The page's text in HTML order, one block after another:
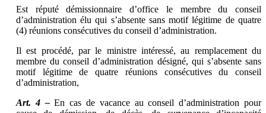
Est réputé démissionnaire d’office le membre du conseil
d’administration élu qui s’absente sans motif légitime de quatre
(4) réunions consécutives du conseil d’administration.
Il est procédé, par le ministre intéressé, au remplacement du
membre du conseil d’administration désigné, qui s’absente sans
motif légitime de quatre réunions consécutives du conseil
d’administration,
Art. 4 –En cas de vacance au conseil d’administration pour